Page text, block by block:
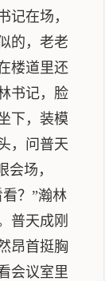
记在场，
的，老老
楼道里还
书记，脸
下，装模
，问普天
会场，
？”瀚林
普天成刚
昂首挺胸
会议室里